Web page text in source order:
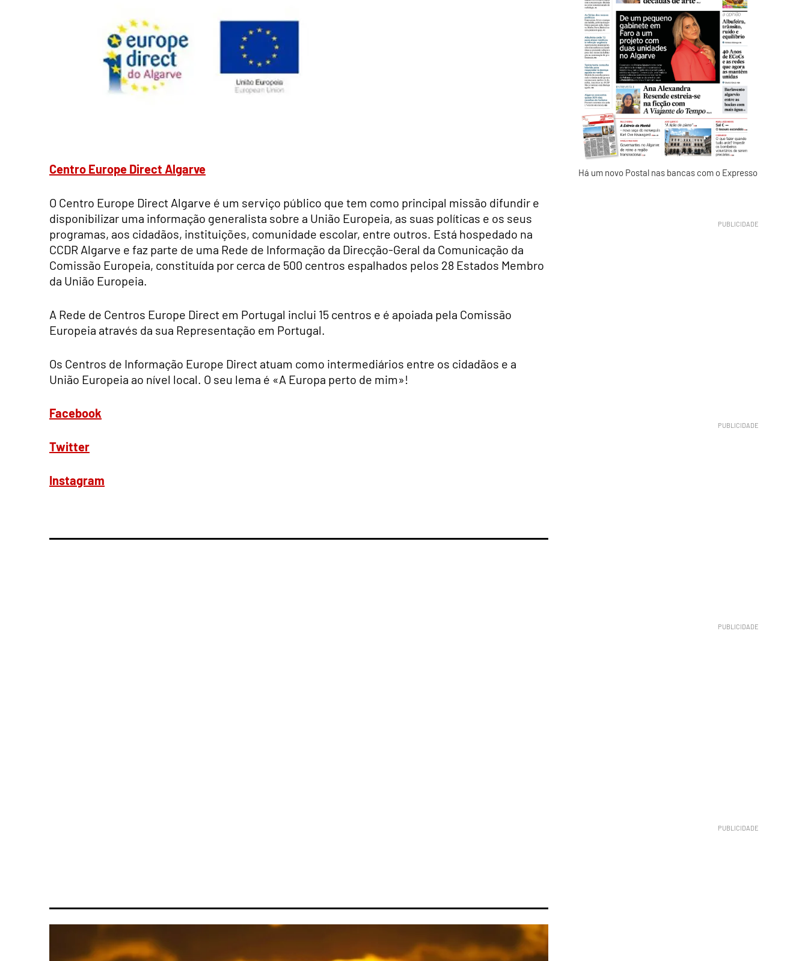
Centro Europe Direct Algarve
O Centro Europe Direct Algarve é um serviço público que tem como principal missão difundir e
disponibilizar uma informação generalista sobre a União Europeia, as suas políticas e os seus
programas, aos cidadãos, instituições, comunidade escolar, entre outros. Está hospedado na
CCDR Algarve e faz parte de uma Rede de Informação da Direcção-Geral da Comunicação da
Comissão Europeia, constituída por cerca de 500 centros espalhados pelos 28 Estados Membro
da União Europeia.
A Rede de Centros Europe Direct em Portugal inclui 15 centros e é apoiada pela Comissão
Europeia através da sua Representação em Portugal.
Os Centros de Informação Europe Direct atuam como intermediários entre os cidadãos e a
União Europeia ao nível local. O seu lema é «A Europa perto de mim»!
Facebook
Twitter
Instagram
Há um novo Postal nas bancas com o Expresso